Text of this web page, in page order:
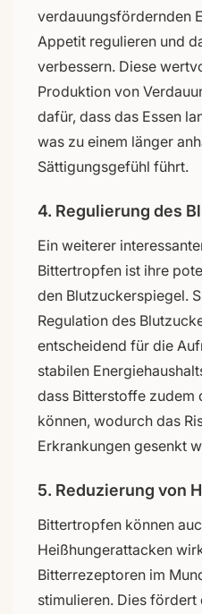
verdauungsfördernden
Appetit regulieren und
verbessern. Diese
Produktion von
dafür, dass das Essen
was zu einem länger
Sättigungsgefühl führt.
4. Regulierung des
Ein weiterer
Bittertropfen ist ihre
den Blutzuckerspiegel.
Regulation des
entscheidend für die
stabilen
dass Bitterstoffe zudem
können, wodurch das
Erkrankungen gesenkt
5. Reduzierung von
Bittertropfen können
Heißhungerattacken
Bitterrezeptoren im
stimulieren. Dies